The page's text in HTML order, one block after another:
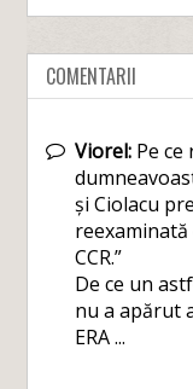
COMENTARII
Viorel: Pe
și Ciolacu
CCR.”
De ce un
nu a apărut
ERA ...